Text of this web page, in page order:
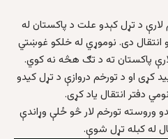
د تړل کېدو علت د پاکستان له
انتقال دی. نوموړي له خلکو غوښتي
پاکستان ته د تګ هڅه نه کوي.
کړی او د تورخم دروازې د تړل کیدو
دفتر انتقال یاد کړی.
وروسته تورخم لار څو ځلې وړاندې
له کبله تړل شوې.